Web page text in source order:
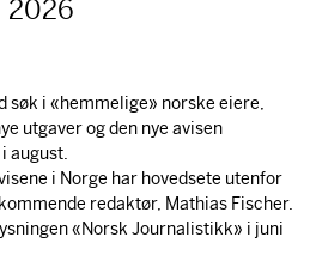
2026
søk i «hemmelige» norske eiere,
utgaver og den nye avisen
august.
i Norge har hovedsete utenfor
redaktør, Mathias Fischer.
«Norsk Journalistikk» i juni